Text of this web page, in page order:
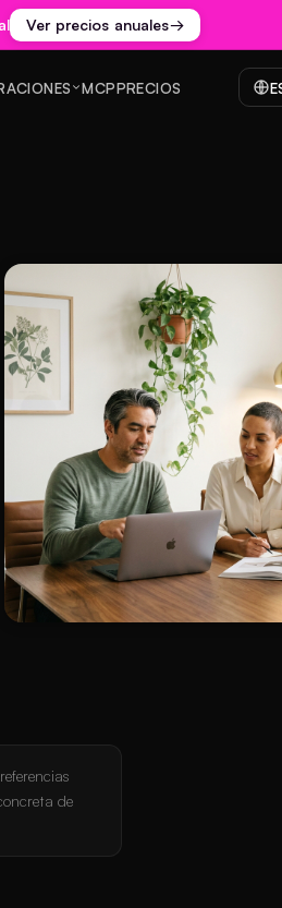
Ver precios anuales→
MCPPRECIOS
de